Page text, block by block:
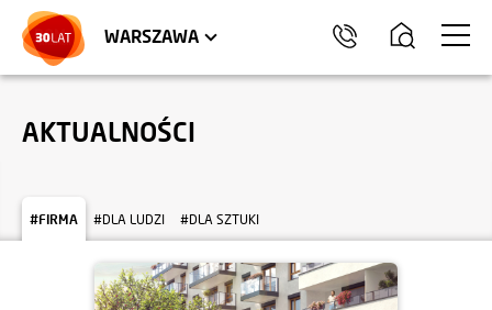
WARSZAWA
HEL
AKTUALNOŚCI
#FIRMA #DLA LUDZI #DLA SZTUKI